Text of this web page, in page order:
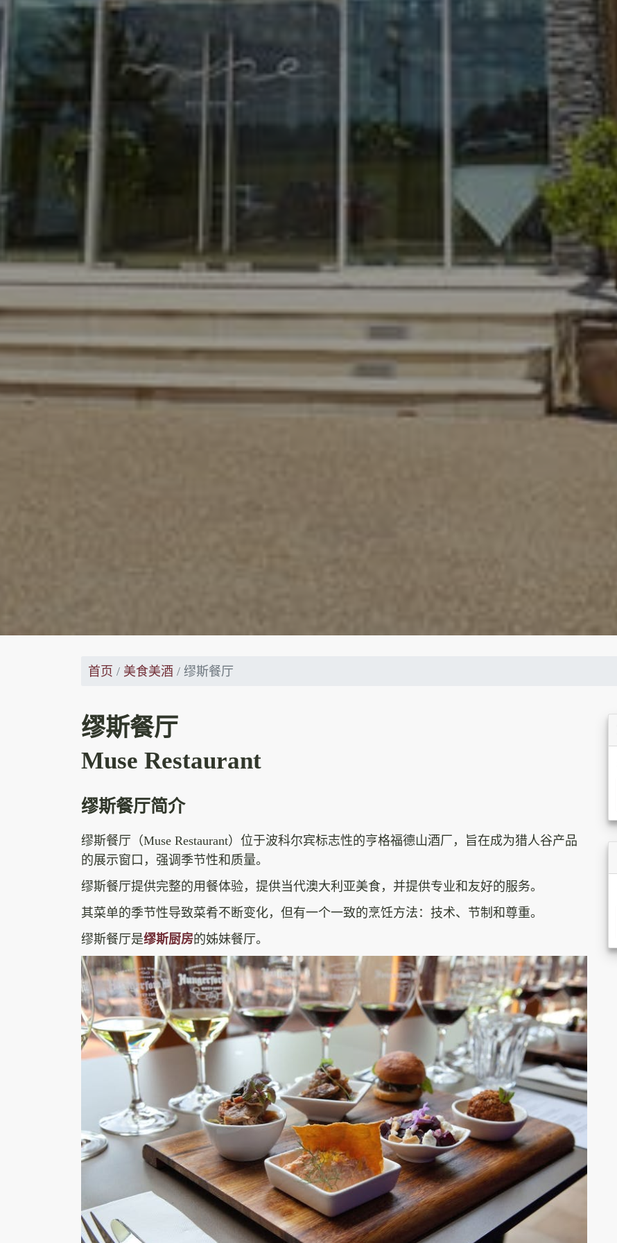
首页 美食美酒 缪斯餐厅
缪斯餐厅
Muse Restaurant
缪斯餐厅简介
缪斯餐厅（Muse Restaurant）位于波科尔宾标志性的亨格福德山酒厂，旨在成为猎人谷产品
的展示窗口，强调季节性和质量。
缪斯餐厅提供完整的用餐体验，提供当代澳大利亚美食，并提供专业和友好的服务。
其菜单的季节性导致菜肴不断变化，但有一个一致的烹饪方法：技术、节制和尊重。
缪斯餐厅是缪斯厨房的姊妹餐厅。